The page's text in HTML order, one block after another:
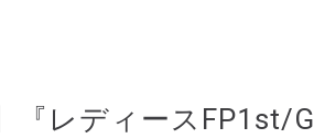
『レディースFP1st/